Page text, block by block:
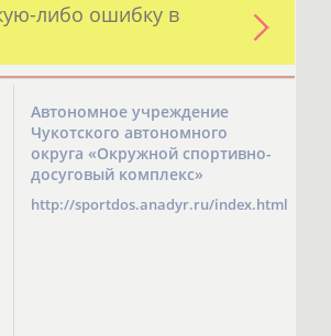
либо ошибку в
Автономное учреждение
Чукотского автономного
округа «Окружной спортивно-
досуговый комплекс»
http://sportdos.anadyr.ru/index.html